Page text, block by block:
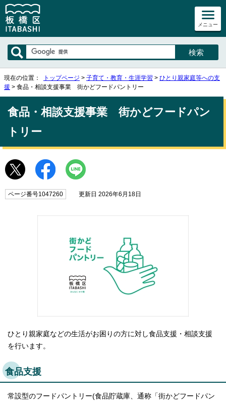
メニュー
現在の位置： トップページ > 子育て・教育・生涯学習 > ひとり親家庭等への支
援 > 食品・相談支援事業 街かどフードパントリー
食品・相談支援事業 街かどフードパン
トリー
ページ番号1047260 更新日 2026年6月18日
ひとり親家庭などの生活がお困りの方に対し食品支援・相談支援
を行います。
食品支援
常設型のフードパントリー(食品貯蔵庫、通称「街かどフードパン